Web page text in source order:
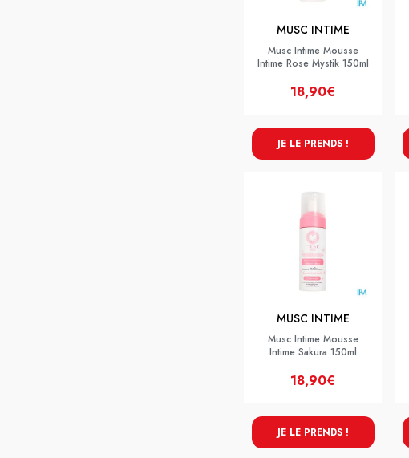
MUSC INTIME
Musc Intime Mousse
Intime Rose Mystik 150ml
18,90€
JE LE PRENDS !
MUSC INTIME
Musc Intime Mousse
Intime Sakura 150ml
18,90€
JE LE PRENDS !